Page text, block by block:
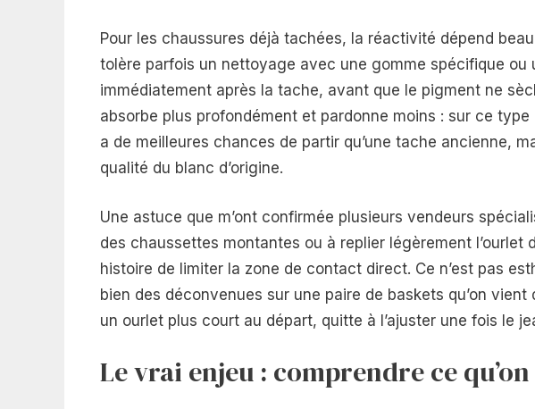
Pour les chaussures déjà tachées, la réactivité dépend
tolère parfois un nettoyage avec une gomme spécifique ou
immédiatement après la tache, avant que le pigment ne
absorbe plus profondément et pardonne moins : sur ce
a de meilleures chances de partir qu’une tache ancienne,
qualité du blanc d’origine.
Une astuce que m’ont confirmée plusieurs vendeurs
des chaussettes montantes ou à replier légèrement l’ourlet
histoire de limiter la zone de contact direct. Ce n’est pas
bien des déconvenues sur une paire de baskets qu’on vient
un ourlet plus court au départ, quitte à l’ajuster une fois le
Le vrai enjeu : comprendre ce